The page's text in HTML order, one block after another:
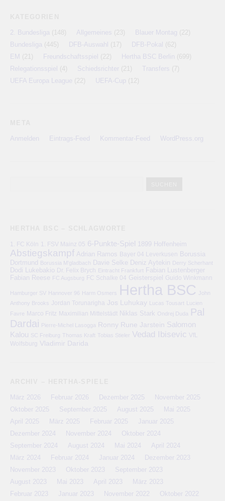
2. Bundesliga (148) Allgemeines (23) Blauer Montag (22)
Bundesliga (445) DFB-Auswahl (17) DFB-Pokal (62)
EM (21) Freundschaftsspiel (22) Hertha BSC Berlin (699)
Relegationsspiel (4) Schiedsrichter (21) Transfers (7)
UEFA Europa League (22) UEFA-Cup (12)
Anmelden Eintrags-Feed Kommentar-Feed WordPress.org
1. FC Köln 1. FSV Mainz 05 6-Punkte-Spiel 1899 Hoffenheim
Abstiegskampf Adrian Ramos Bayer 04 Leverkusen
Borussia
Dortmund
Borussia M'gladbach Davie Selke Deniz Aytekin Derry Scherhant
Dodi Lukebakio Dr. Felix Brych Eintracht Frankfurt Fabian Lustenberger
Fabian Reese FC Augsburg FC Schalke 04 Geisterspiel Guido Winkmann
Hamburger SV Hannover 96 Harm Osmers Hertha BSC
John
Anthony Brooks
Jordan Torunarigha Jos Luhukay Lucas Tousart Lucien
Favre
Marco Fritz Maximilian Mittelstädt Niklas Stark Ondrej Duda Pal
Dardai Pierre-Michel Lasogga Ronny Rune Jarstein Salomon
Kalou SC Freiburg Thomas Kraft Tobias Stieler Vedad Ibisevic
VfL
Wolfsburg
Vladimir Darida
März 2026 Februar 2026 Dezember 2025
November 2025
Oktober 2025
September 2025 August 2025
Mai 2025
April 2025
März 2025 Februar 2025
Januar 2025
Dezember 2024
November 2024
Oktober 2024
September 2024
August 2024 Mai 2024
April 2024
März 2024
Februar 2024 Januar 2024
Dezember 2023
November 2023
Oktober 2023
September 2023
August 2023
Mai 2023 April 2023
März 2023
Februar 2023
Januar 2023 November 2022
Oktober 2022